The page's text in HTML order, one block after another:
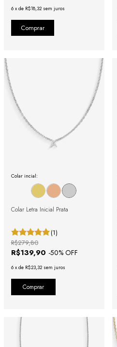
6 x de R$18,32 sem juros
Colar incial:
Colar Letra Inicial Prata
(1)
R$139,90 -50% OFF
R$279,80
6 x de R$23,32 sem juros
Comprar